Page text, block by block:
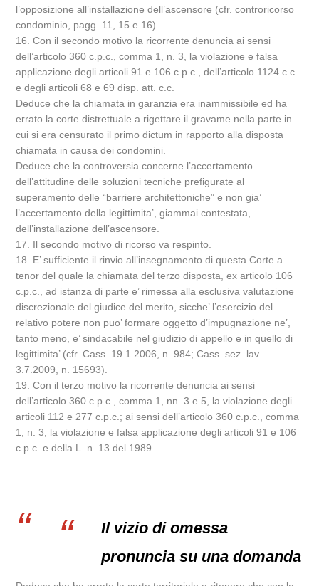
l’opposizione all’installazione dell’ascensore (cfr. controricorso
condominio, pagg. 11, 15 e 16).
16. Con il secondo motivo la ricorrente denuncia ai sensi
dell’articolo 360 c.p.c., comma 1, n. 3, la violazione e falsa
applicazione degli articoli 91 e 106 c.p.c., dell’articolo 1124 c.c.
e degli articoli 68 e 69 disp. att. c.c.
Deduce che la chiamata in garanzia era inammissibile ed ha
errato la corte distrettuale a rigettare il gravame nella parte in
cui si era censurato il primo dictum in rapporto alla disposta
chiamata in causa dei condomini.
Deduce che la controversia concerne l’accertamento
dell’attitudine delle soluzioni tecniche prefigurate al
superamento delle “barriere architettoniche” e non gia’
l’accertamento della legittimita’, giammai contestata,
dell’installazione dell’ascensore.
17. Il secondo motivo di ricorso va respinto.
18. E’ sufficiente il rinvio all’insegnamento di questa Corte a
tenor del quale la chiamata del terzo disposta, ex articolo 106
c.p.c., ad istanza di parte e’ rimessa alla esclusiva valutazione
discrezionale del giudice del merito, sicche’ l’esercizio del
relativo potere non puo’ formare oggetto d’impugnazione ne’,
tanto meno, e’ sindacabile nel giudizio di appello e in quello di
legittimita’ (cfr. Cass. 19.1.2006, n. 984; Cass. sez. lav.
3.7.2009, n. 15693).
19. Con il terzo motivo la ricorrente denuncia ai sensi
dell’articolo 360 c.p.c., comma 1, nn. 3 e 5, la violazione degli
articoli 112 e 277 c.p.c.; ai sensi dell’articolo 360 c.p.c., comma
1, n. 3, la violazione e falsa applicazione degli articoli 91 e 106
c.p.c. e della L. n. 13 del 1989.
Il vizio di omessa
pronuncia su una domanda